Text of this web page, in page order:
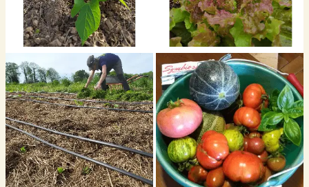
âœ“ un sol fourmillant de vie pour bien nourrir nos plantes et limiter
l’irrigation, grâce à l’absence de labour et à l’apport de paillages organiques
(foin, branches broyées…),
âœ“ aucune mécanisation pour la culture des légumes.
Nous souhaitons ouvrir progressivement la ferme à tous ceux qui